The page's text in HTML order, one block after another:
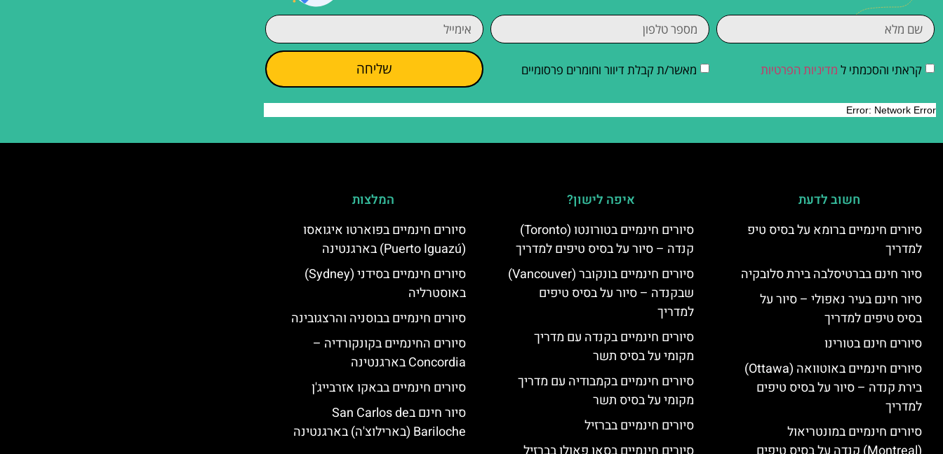
קראתי והסכמתי ל מדיניות הפרטיות מאשר/ת קבלת דיוור וחומרים פרסומיים שליחה
חשוב לדעת
סיורים חינמיים ברומא על בסיס טיפ
למדריך
סיור חינם בברטיסלבה בירת סלובקיה
סיור חינם בעיר נאפולי – סיור על
בסיס טיפים למדריך
סיורים חינם בטורינו
סיורים חינמיים באוטוואה (Ottawa)
בירת קנדה – סיור על בסיס טיפים
למדריך
סיורים חינמיים במונטריאול
איפה לישון?
סיורים חינמיים בטורונטו (Toronto)
קנדה – סיור על בסיס טיפים למדריך
סיורים חינמיים בונקובר (Vancouver)
שבקנדה – סיור על בסיס טיפים
למדריך
סיורים חינמיים בקנדה עם מדריך
מקומי על בסיס תשר
סיורים חינמיים בקמבודיה עם מדריך
מקומי על בסיס תשר
סיורים חינמיים בברזיל
המלצות
סיורים חינמיים בפוארטו איגואסו
(Puerto Iguazú) בארגנטינה
סיורים חינמיים בסידני (Sydney)
באוסטרליה
סיורים חינמיים בבוסניה והרצגובינה
סיורים החינמיים בקונקורדיה –
Concordia בארגנטינה
סיורים חינמיים בבאקו אזרבייג'ן
סיור חינם בSan Carlos de
Bariloche (בארילוצ'ה) בארגנטינה